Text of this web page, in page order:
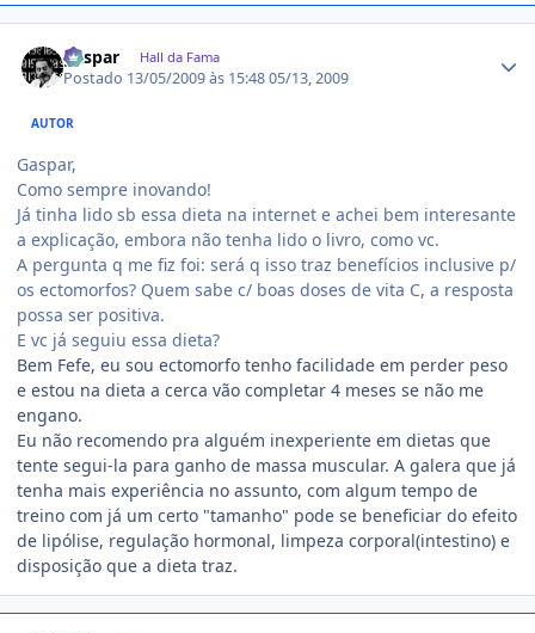
gaspar Hall da Fama
Postado 13/05/2009 às 15:4805/13, 2009
AUTOR
Gaspar,
Como sempre inovando!
Já tinha lido sb essa dieta na internet e achei bem interesante
a explicação, embora não tenha lido o livro, como vc.
A pergunta q me fiz foi: será q isso traz benefícios inclusive p/
os ectomorfos? Quem sabe c/ boas doses de vita C, a resposta
possa ser positiva.
E vc já seguiu essa dieta?
Bem Fefe, eu sou ectomorfo tenho facilidade em perder peso
e estou na dieta a cerca vão completar 4 meses se não me
engano.
Eu não recomendo pra alguém inexperiente em dietas que
tente segui-la para ganho de massa muscular. A galera que já
tenha mais experiência no assunto, com algum tempo de
treino com já um certo "tamanho" pode se beneficiar do efeito
de lipólise, regulação hormonal, limpeza corporal(intestino) e
disposição que a dieta traz.